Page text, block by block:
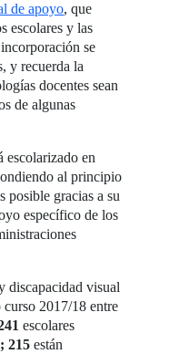
de apoyo, que
escolares y las
se
y recuerda la
docentes sean
de algunas
escolarizado en
al principio
posible gracias a su
específico de los
discapacidad visual
curso 2017/18 entre
escolares
215 están